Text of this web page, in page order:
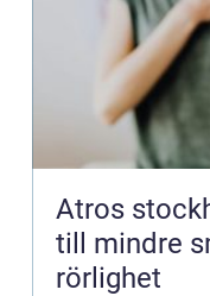
Atros stockholm
till mindre
rörlighet